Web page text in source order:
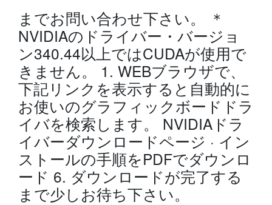
までお問い合わせ下さい。 ＊
NVIDIAのドライバー・バージョ
ン340.44以上ではCUDAが使用で
きません。 1. WEBブラウザで、
下記リンクを表示すると自動的に
お使いのグラフィックボードドラ
イバを検索します。 NVIDIAドラ
イバーダウンロードページ · イン
ストールの手順をPDFでダウンロ
ード 6. ダウンロードが完了する
まで少しお待ち下さい。